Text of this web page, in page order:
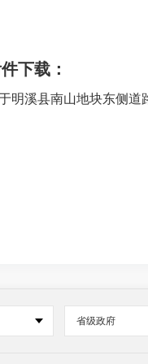
下载：
明溪县南山地块东侧道
省级政府